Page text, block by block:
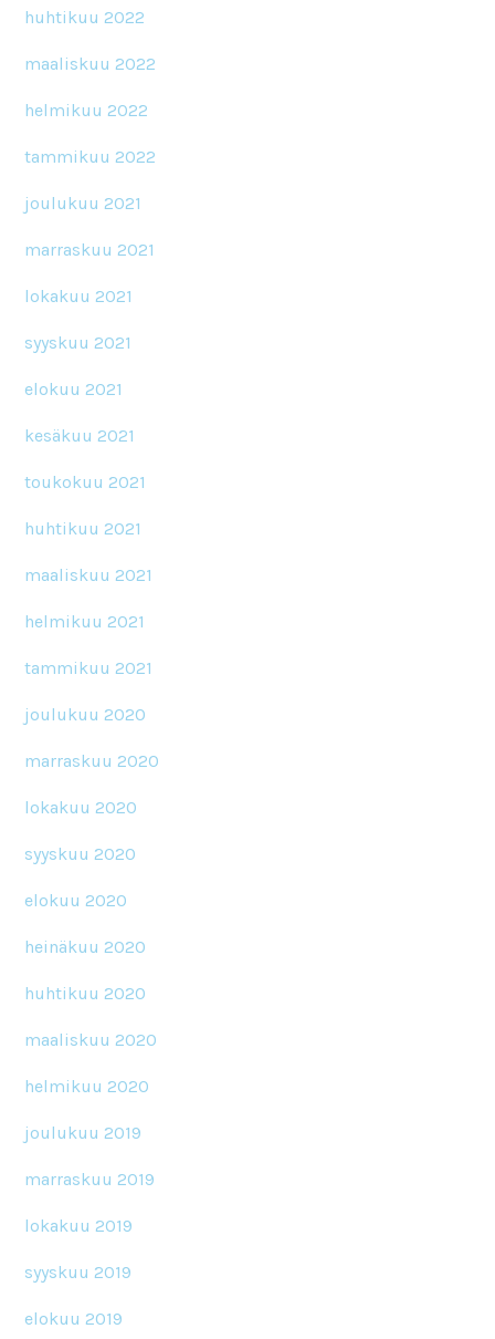
huhtikuu 2022
maaliskuu 2022
helmikuu 2022
tammikuu 2022
joulukuu 2021
marraskuu 2021
lokakuu 2021
syyskuu 2021
elokuu 2021
kesäkuu 2021
toukokuu 2021
huhtikuu 2021
maaliskuu 2021
helmikuu 2021
tammikuu 2021
joulukuu 2020
marraskuu 2020
lokakuu 2020
syyskuu 2020
elokuu 2020
heinäkuu 2020
huhtikuu 2020
maaliskuu 2020
helmikuu 2020
joulukuu 2019
marraskuu 2019
lokakuu 2019
syyskuu 2019
elokuu 2019